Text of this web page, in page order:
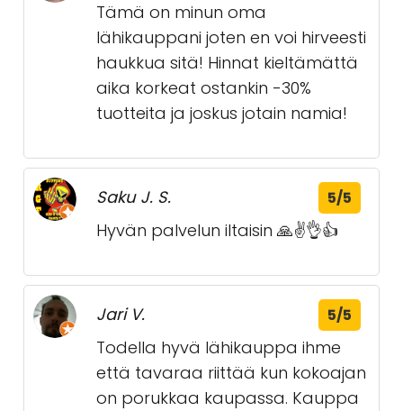
Tämä on minun oma
lähikauppani joten en voi hirveesti
haukkua sitä! Hinnat kieltämättä
aika korkeat ostankin -30%
tuotteita ja joskus jotain namia!
Saku J. S. 5/5
Hyvän palvelun iltaisin 🙏✌👌👍
Jari V. 5/5
Todella hyvä lähikauppa ihme
että tavaraa riittää kun kokoajan
on porukkaa kaupassa. Kauppa